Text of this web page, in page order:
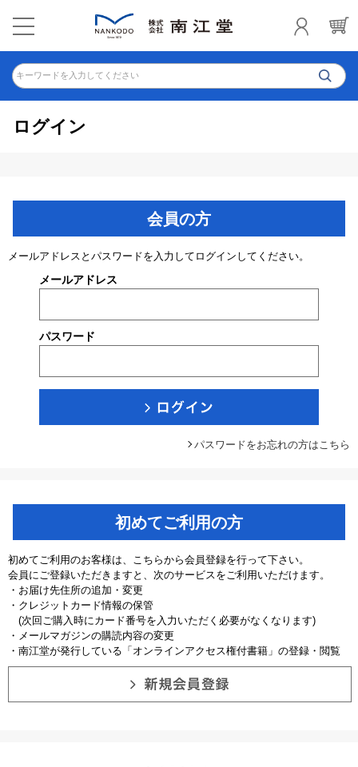
キーワードを入力してください
ログイン
会員の方
メールアドレスとパスワードを入力してログインしてください。
メールアドレス
パスワード
パスワードをお忘れの方はこちら
初めてご利用の方
初めてご利用のお客様は、こちらから会員登録を行って下さい。
会員にご登録いただきますと、次のサービスをご利用いただけます。
・お届け先住所の追加・変更
・クレジットカード情報の保管
(次回ご購入時にカード番号を入力いただく必要がなくなります)
・メールマガジンの購読内容の変更
・南江堂が発行している「オンラインアクセス権付書籍」の登録・閲覧